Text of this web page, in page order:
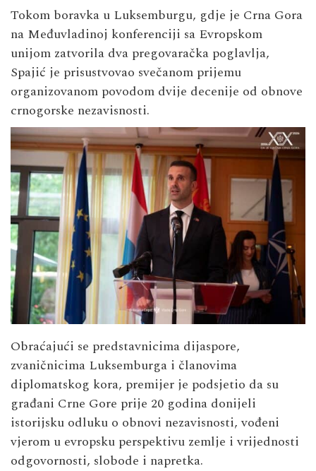
Tokom boravka u Luksemburgu, gdje je Crna Gora
na Međuvladinoj konferenciji sa Evropskom
unijom zatvorila dva pregovaračka poglavlja,
Spajić je prisustvovao svečanom prijemu
organizovanom povodom dvije decenije od obnove
crnogorske nezavisnosti.
Obraćajući se predstavnicima dijaspore,
zvaničnicima Luksemburga i članovima
diplomatskog kora, premijer je podsjetio da su
građani Crne Gore prije 20 godina donijeli
istorijsku odluku o obnovi nezavisnosti, vođeni
vjerom u evropsku perspektivu zemlje i vrijednosti
odgovornosti, slobode i napretka.